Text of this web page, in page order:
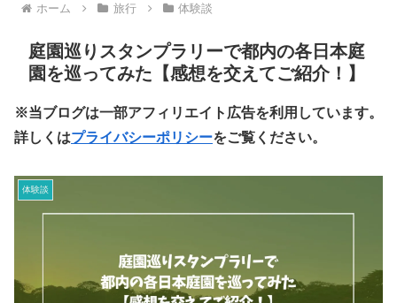
ホーム 旅行 体験談
庭園巡りスタンプラリーで都内の各日本庭
園を巡ってみた【感想を交えてご紹介！】
※当ブログは一部アフィリエイト広告を利用しています。
詳しくはプライバシーポリシーをご覧ください。
体験談